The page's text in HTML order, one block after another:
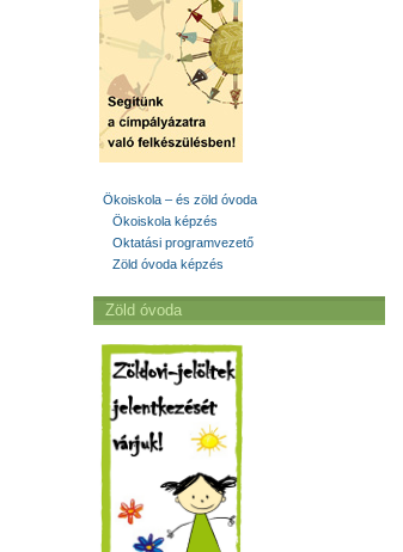
Ökoiskola – és zöld óvoda
Ökoiskola képzés
Oktatási programvezető
Zöld óvoda képzés
Zöld óvoda